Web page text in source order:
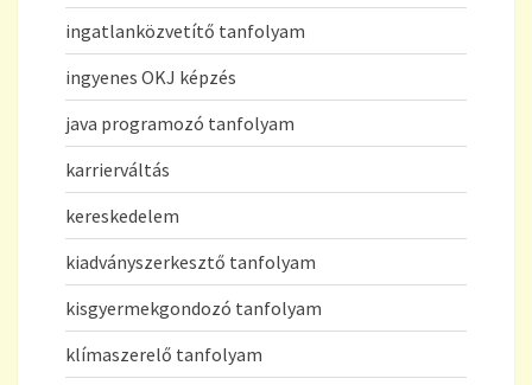
ingatlanközvetítő tanfolyam
ingyenes OKJ képzés
java programozó tanfolyam
karrierváltás
kereskedelem
kiadványszerkesztő tanfolyam
kisgyermekgondozó tanfolyam
klímaszerelő tanfolyam